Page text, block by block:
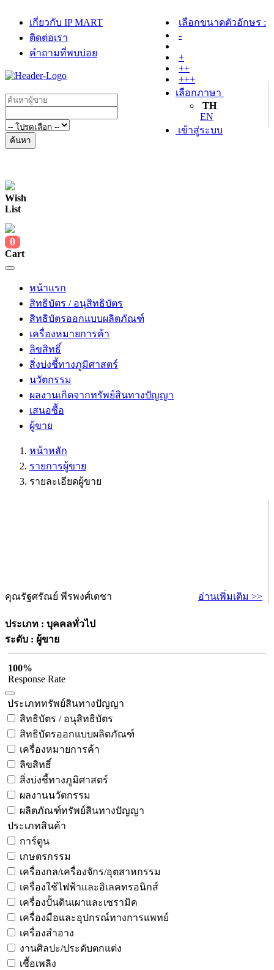
เกี่ยวกับ IP MART
ติดต่อเรา
คำถามที่พบบ่อย
เลือกขนาดตัวอักษร :
-
+
++
+++
เลือกภาษา
TH
EN
เข้าสู่ระบบ
ค้นหา
Wish
List
0
Cart
หน้าแรก
สิทธิบัตร / อนุสิทธิบัตร
สิทธิบัตรออกแบบผลิตภัณฑ์
เครื่องหมายการค้า
ลิขสิทธิ์
สิ่งบ่งชี้ทางภูมิศาสตร์
นวัตกรรม
ผลงานเกิดจากทรัพย์สินทางปัญญา
เสนอซื้อ
ผู้ขาย
หน้าหลัก
รายการผู้ขาย
รายละเอียดผู้ขาย
คุณรัฐศรัณย์ พีรพงศ์เดชา อ่านเพิ่มเติม >>
ประเภท : บุคคลทั่วไป
ระดับ : ผู้ขาย
100%
Response Rate
ประเภททรัพย์สินทางปัญญา
สิทธิบัตร / อนุสิทธิบัตร
สิทธิบัตรออกแบบผลิตภัณฑ์
เครื่องหมายการค้า
ลิขสิทธิ์
สิ่งบ่งชี้ทางภูมิศาสตร์
ผลงานนวัตกรรม
ผลิตภัณฑ์ทรัพย์สินทางปัญญา
ประเภทสินค้า
การ์ตูน
เกษตรกรรม
เครื่องกล/เครื่องจักร/อุตสาหกรรม
เครื่องใช้ไฟฟ้าและอิเลคทรอนิกส์
เครื่องปั้นดินเผาและเซรามิค
เครื่องมือและอุปกรณ์ทางการแพทย์
เครื่องสำอาง
งานศิลปะ/ประดับตกแต่ง
เชื้อเพลิง